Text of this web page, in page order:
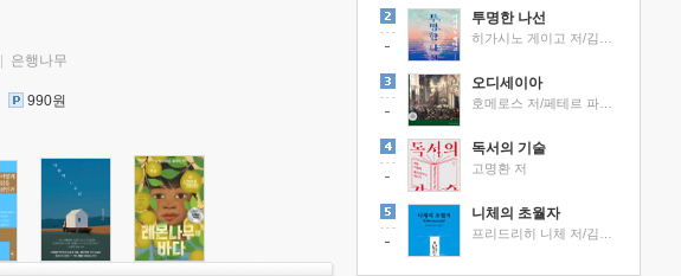
은행나무
990원
투명한 나선
오디세이아
독서의 기술
고명환 저
니체의 초월자